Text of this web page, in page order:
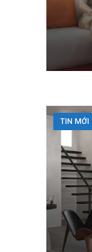
TIN MỚI